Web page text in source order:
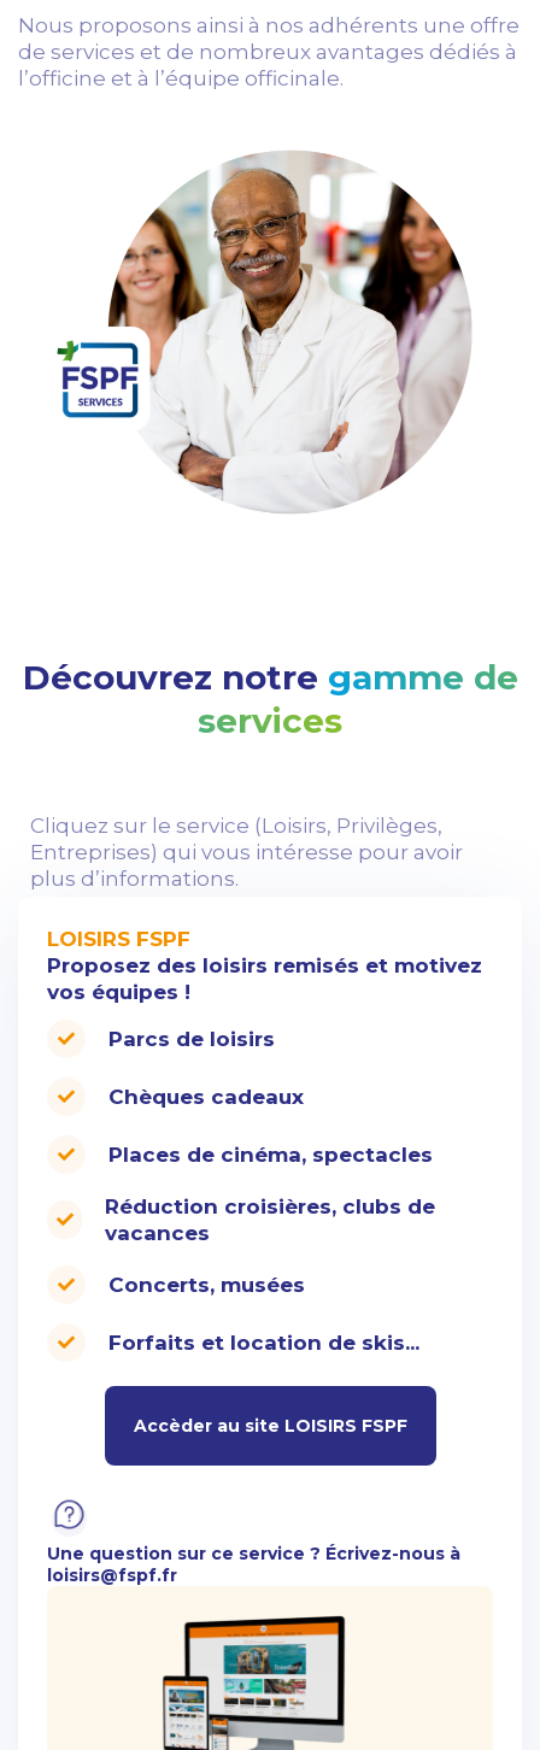
Nous proposons ainsi à nos adhérents une offre
de services et de nombreux avantages dédiés à
l’officine et à l’équipe officinale.
Découvrez notre gamme de
services
Cliquez sur le service (Loisirs, Privilèges,
Entreprises) qui vous intéresse pour avoir
plus d’informations.
OISIRS
LOISIRS FSPF
Proposez des loisirs remisés et motivez
vos équipes !
Parcs de loisirs
Chèques cadeaux
Places de cinéma, spectacles
Réduction croisières, clubs de
vacances
Concerts, musées
Forfaits et location de skis...
Accèder au site LOISIRS FSPF
Une question sur ce service ? Écrivez-nous à
loisirs@fspf.fr